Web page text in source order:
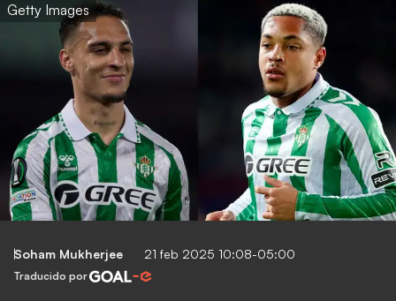
Getty Images
Soham Mukherjee 21 feb 2025 10:08-05:00
Traducido por